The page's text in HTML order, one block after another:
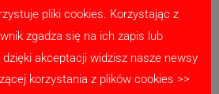
dane w tej przeglądarce
komentarzy.
pliki cookies. Korzystając z
zgadza się na ich zapis lub
akceptacji widzisz nasze newsy
korzystania z plików cookies >>